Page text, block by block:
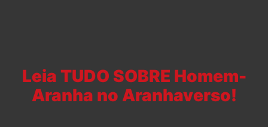
Leia TUDO SOBRE Homem-
Aranha no Aranhaverso!